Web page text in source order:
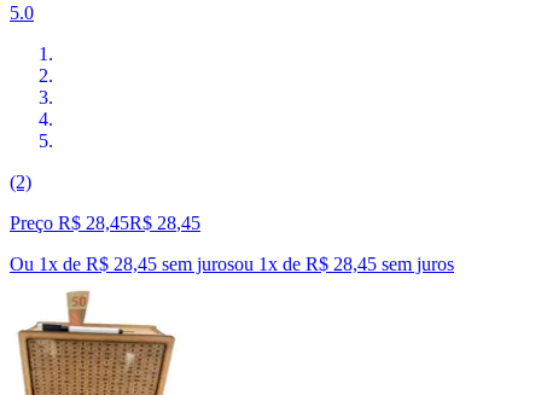
5.0
(2)
Preço R$ 28,45R$ 28,45
Ou 1x de R$ 28,45 sem jurosou 1x de R$ 28,45 sem juros